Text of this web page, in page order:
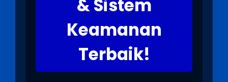
& Sistem
Keamanan
Terbaik!